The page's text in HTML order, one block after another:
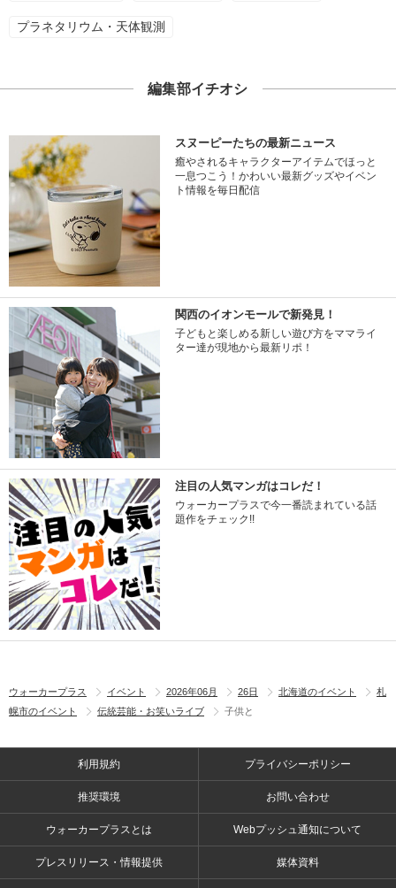
プラネタリウム・天体観測
編集部イチオシ
スヌーピーたちの最新ニュース
癒やされるキャラクターアイテムでほっと
一息つこう！かわいい最新グッズやイベン
ト情報を毎日配信
関西のイオンモールで新発見！
子どもと楽しめる新しい遊び方をママライ
ター達が現地から最新リポ！
注目の人気マンガはコレだ！
ウォーカープラスで今一番読まれている話
題作をチェック!!
ウォーカープラス イベント 2026年06月 26日 北海道のイベント
札
幌市のイベント
伝統芸能・お笑いライブ 子供と
利用規約 プライバシーポリシー
推奨環境 お問い合わせ
ウォーカープラスとは Webプッシュ通知について
プレスリリース・情報提供 媒体資料